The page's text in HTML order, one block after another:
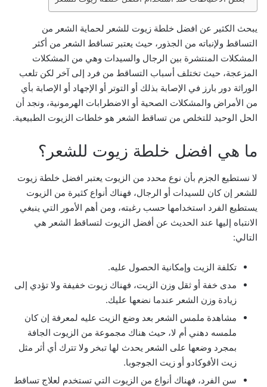
يبحث الكثير عن افضل خلطة زيوت للشعر لحماية الشعر من
التساقط ولإنباته من الجذور، حيث يعتبر تساقط الشعر من أكثر
المشكلات المنتشرة بين الرجال والسيدات وهي من المشكلات
المزعجة، حيث تختلف أسباب التساقط من فرد إلى آخر لكن تلعب
الوراثة دور بارز في الإصابة بذلك أو التوتر أو الإجهاد أو الإصابة بأي
من الأمراض والمشكلات الصحية أو الاضطرابات الهرمونية، ونجد أن
الحل الوحيد للتخلص من تساقط الشعر هو خلطات الزيوت الطبيعية.
ما هي افضل خلطة زيوت للشعر؟
لا نستطيع الجزم بأن نوع محدد من الزيوت يعتبر افضل خلطة زيوت
للشعر إن كان للسيدات أو الرجال، فهناك أنواع كثيرة من الزيوت
يستطيع الفرد استخدامها حسب رغبته، ومن أهم الأمور التي ينبغي
الانتباه إليها عند الحديث عن أفضل الزيوت لتساقط الشعر هي
التالي:
تكلفة الزيت وإمكانية الحصول عليه.
مدى خفة أو ثقل وزن الزيت، فهناك زيوت خفيفة ولا تؤدي إلى
زيادة وزن الشعر عندما نضعها عليك.
مشاهدة ملمس الشعر بعد وضع الزيت عليه لمعرفة إن كان
ملمسه دهني أم لا، حيث هناك مجموعة من الزيوت الجافة
بمجرد وضعها على الشعر يحدث لها تبخر ولا تترك أي أثر مثل
زيت الأفوكادو أو زيت الجوجوبا.
سن الفرد، فهناك أنواع من الزيوت التي تستخدم لعلاج تساقط